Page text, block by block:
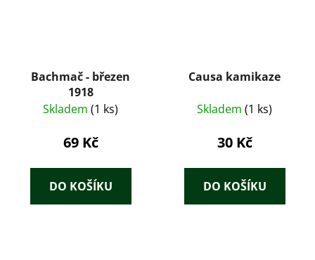
Bachmač - březen
1918
Skladem (1 ks)
69 Kč
DO KOŠÍKU
Causa kamikaze
Skladem (1 ks)
30 Kč
DO KOŠÍKU